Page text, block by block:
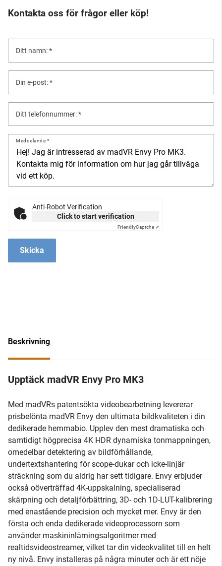
Kontakta oss för frågor eller köp!
Ditt namn:
Din e-post:
Ditt telefonnummer:
Meddelande
Anti-Robot Verification
Click to start verification
FriendlyCaptcha ⇗
Skicka
Beskrivning
Upptäck madVR Envy Pro MK3
Med madVRs patentsökta videobearbetning levererar
prisbelönta madVR Envy den ultimata bildkvaliteten i din
dedikerade hemmabio. Upplev den mest dramatiska och
samtidigt högprecisa 4K HDR dynamiska tonmappningen,
omedelbar detektering av bildförhållande,
undertextshantering för scope-dukar och icke-linjär
sträckning som du aldrig har sett tidigare. Envy erbjuder
också oöverträffad 4K-uppskalning, specialiserad
skärpning och detaljförbättring, 3D- och 1D-LUT-kalibrering
med enastående precision och mycket mer. Envy är den
första och enda dedikerade videoprocessorn som
använder maskininlärningsalgoritmer med
realtidsvideostreamer, vilket tar din videokvalitet till en helt
ny nivå. Envy installeras på några minuter och är ett nöje